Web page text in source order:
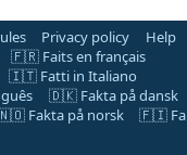
Privacy policy Help
🇫🇷 Faits en français
🇮🇹 Fatti in Italiano
🇩🇰 Fakta på dansk
Fakta på norsk
🇫🇮